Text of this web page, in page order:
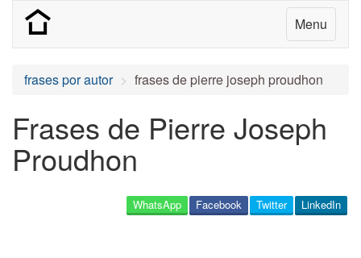
Menu
frases por autor frases de pierre joseph proudhon
Frases de Pierre Joseph
Proudhon
LinkedIn
Twitter
Facebook
WhatsApp